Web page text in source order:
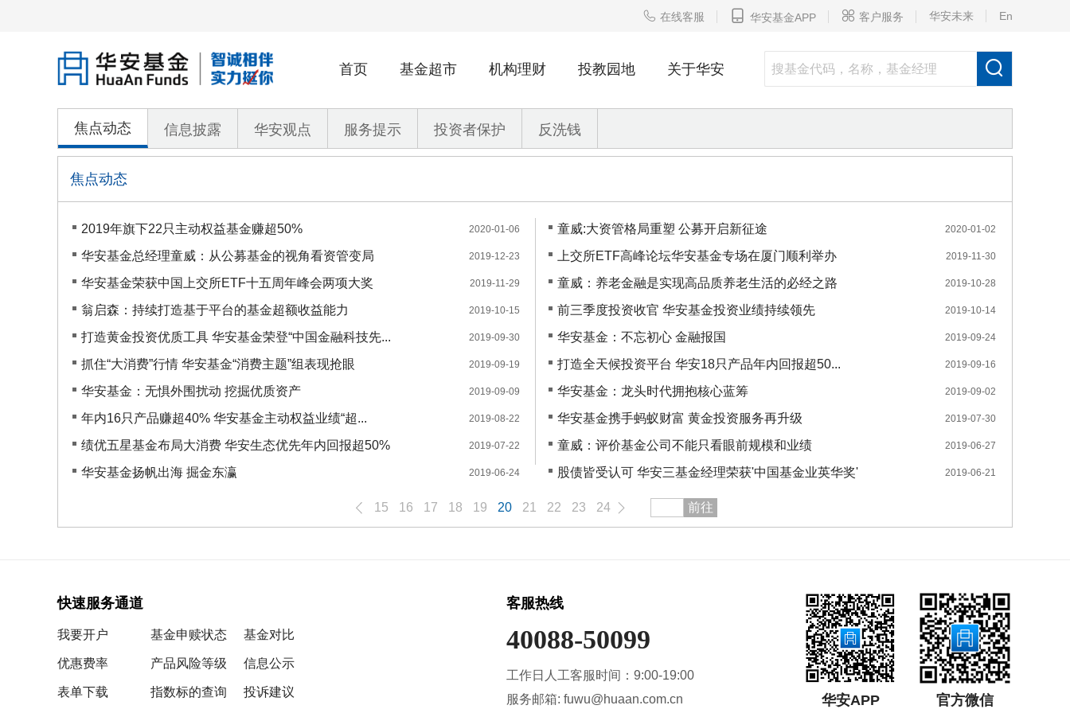
 在线客服  华安基金APP  客户服务 华安未来 En

首页 基金超市 机构理财 投教园地 关于华安
焦点动态 信息披露 华安观点 服务提示 投资者保护 反洗钱
焦点动态
2019年旗下22只主动权益基金赚超50% 2020-01-06 童威:大资管格局重塑 公募开启新征途 2020-01-02
华安基金总经理童威：从公募基金的视角看资管变局 2019-12-23 上交所ETF高峰论坛华安基金专场在厦门顺利举办 2019-11-30
华安基金荣获中国上交所ETF十五周年峰会两项大奖 2019-11-29 童威：养老金融是实现高品质养老生活的必经之路 2019-10-28
翁启森：持续打造基于平台的基金超额收益能力 2019-10-15 前三季度投资收官 华安基金投资业绩持续领先 2019-10-14
打造黄金投资优质工具 华安基金荣登“中国金融科技先... 2019-09-30 华安基金：不忘初心 金融报国 2019-09-24
抓住“大消费”行情 华安基金“消费主题”组表现抢眼 2019-09-19 打造全天候投资平台 华安18只产品年内回报超50... 2019-09-16
华安基金：无惧外围扰动 挖掘优质资产 2019-09-09 华安基金：龙头时代拥抱核心蓝筹 2019-09-02
年内16只产品赚超40% 华安基金主动权益业绩“超... 2019-08-22 华安基金携手蚂蚁财富 黄金投资服务再升级 2019-07-30
绩优五星基金布局大消费 华安生态优先年内回报超50% 2019-07-22 童威：评价基金公司不能只看眼前规模和业绩 2019-06-27
华安基金扬帆出海 掘金东瀛 2019-06-24 股债皆受认可 华安三基金经理荣获'中国基金业英华奖' 2019-06-21
15 16 17 18 19 20 21 22 23 24 前往
快速服务通道
我要开户
优惠费率
表单下载
基金申赎状态
产品风险等级
指数标的查询
基金对比
信息公示
投诉建议
华安APP 官方微信
客服热线
40088-50099
工作日人工客服时间：9:00-19:00
服务邮箱: fuwu@huaan.com.cn